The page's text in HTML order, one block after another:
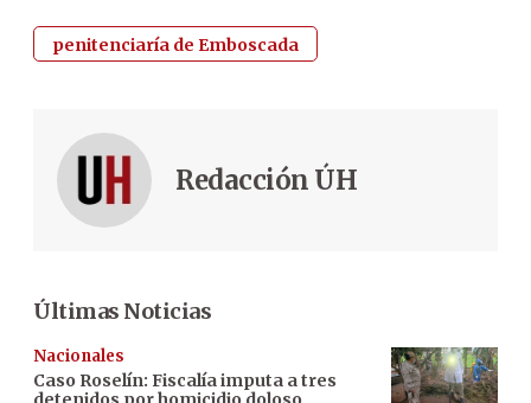
penitenciaría de Emboscada
Redacción ÚH
Últimas Noticias
Nacionales
Caso Roselín: Fiscalía imputa a tres